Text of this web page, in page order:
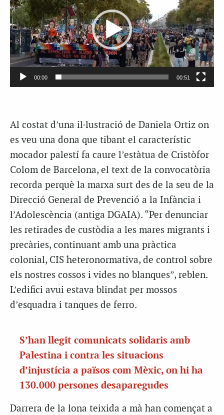
00:00 00:51
Al costat d’una il·lustració de Daniela Ortiz on
es veu una dona que tibant el característic
mocador palestí fa caure l’estàtua de Cristòfor
Colom de Barcelona, el text de la convocatòria
recorda perquè la marxa surt des de la seu de la
Direcció General de Prevenció a la Infància i
l’Adolescència (antiga DGAIA). “Per denunciar
les retirades de custòdia a les mares migrants i
precàries, continuant amb una pràctica
colonial, CIS heteronormativa, de control sobre
els nostres cossos i vides no blanques”, reblen.
L’edifici avui estava blindat per mossos
d’esquadra i tanques de ferro.
S’han llegit comunicats solidaris amb
Palestina i contra les situacions
d’injustícia a països com Mèxic, on hi ha
130.000 persones desaparegudes
Darrera de la lona teixida a mà han començat a